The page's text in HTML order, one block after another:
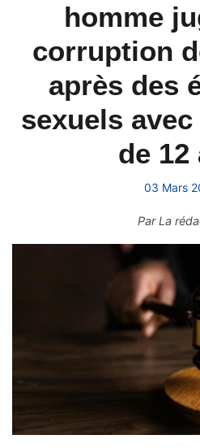
homme
corruption
après des
sexuels
de 12
03 Mars
ParLa